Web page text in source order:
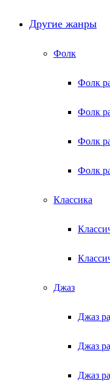
Другие жанры
Фолк
Фолк
Фолк
Фолк
Фолк
Классика
Джаз
Джаз
Джаз
Джаз